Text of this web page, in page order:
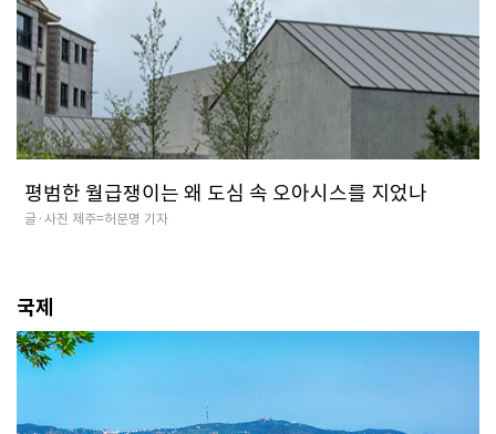
평범한 월급쟁이는 왜 도심 속 오아시스를 지었나
글·사진 제주=허문명 기자
국제